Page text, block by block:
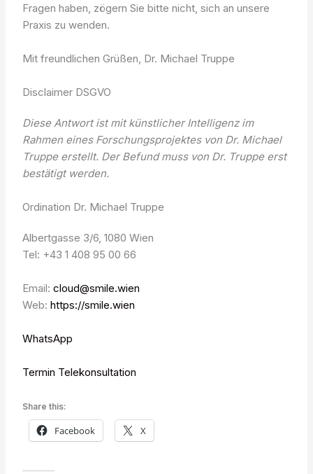
Fragen haben, zögern Sie bitte nicht, sich an unsere
Praxis zu wenden.
Mit freundlichen Grüßen, Dr. Michael Truppe
Disclaimer DSGVO
Diese Antwort ist mit künstlicher Intelligenz im
Rahmen eines Forschungsprojektes von Dr. Michael
Truppe erstellt. Der Befund muss von Dr. Truppe erst
bestätigt werden.
Ordination Dr. Michael Truppe
Albertgasse 3/6, 1080 Wien
Tel: +43 1 408 95 00 66
Email:cloud@smile.wien
Web:https://smile.wien
WhatsApp
Termin Telekonsultation
Share this:
Facebook X